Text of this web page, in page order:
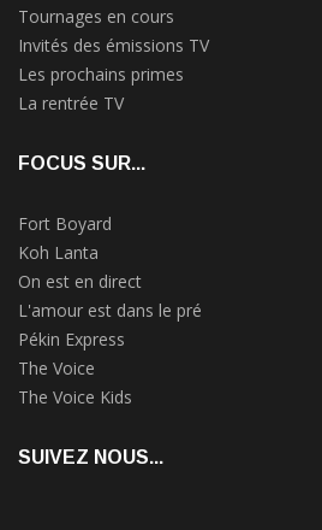
Tournages en cours
Invités des émissions TV
Les prochains primes
La rentrée TV
FOCUS SUR...
Fort Boyard
Koh Lanta
On est en direct
L'amour est dans le pré
Pékin Express
The Voice
The Voice Kids
SUIVEZ NOUS...